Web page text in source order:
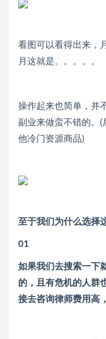
看图可以看得出来，
月这就是。。。。。
操作起来也简单，并
副业来做蛮不错的。
他冷门资源商品)
至于我们为什么选择
01
如果我们去搜索一下
的，且有危机的人群
接去咨询律师费用高